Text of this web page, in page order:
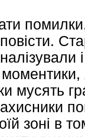
мусять
зоні в